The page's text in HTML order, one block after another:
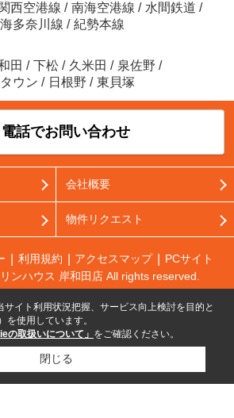
西空港線 / 南海空港線 / 水間鉄道 /
多奈川線 / 紀勢本線
田 / 下松 / 久米田 / 泉佐野 /
ウン / 日根野 / 東貝塚
電話でお問い合わせ
会社概要
物件リクエスト
利用規約 アクセスマップ
PCサイト
ンハウス 岸和田店 All rights reserved.
サイト利用状況把握、サービス向上検討を目的と
を使用しています。
の取扱いについて」 をご確認ください。
閉じる